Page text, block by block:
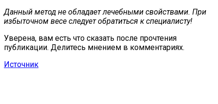
Данный метод не обладает лечебными свойствами. При
избыточном весе следует обратиться к специалисту!
Уверена, вам есть что сказать после прочтения
публикации. Делитесь мнением в комментариях.
Источник